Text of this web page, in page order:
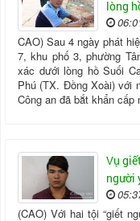
lòng
CAO) Sau 4 ngày phát
7, khu phố 3, phường
xác dưới lòng hồ Suối
Phú (TX. Đồng Xoài) với
Công an đã bắt khẩn cấp
Vụ
người
(CAO) Với hai tội “giết